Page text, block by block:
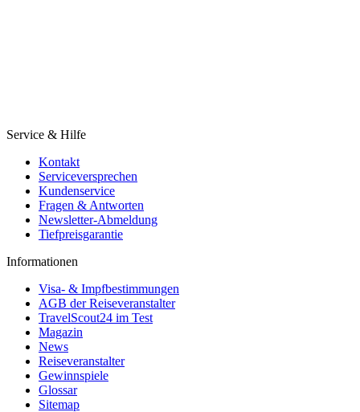
Service & Hilfe
Kontakt
Serviceversprechen
Kundenservice
Fragen & Antworten
Newsletter-Abmeldung
Tiefpreisgarantie
Informationen
Visa- & Impfbestimmungen
AGB der Reiseveranstalter
TravelScout24 im Test
Magazin
News
Reiseveranstalter
Gewinnspiele
Glossar
Sitemap